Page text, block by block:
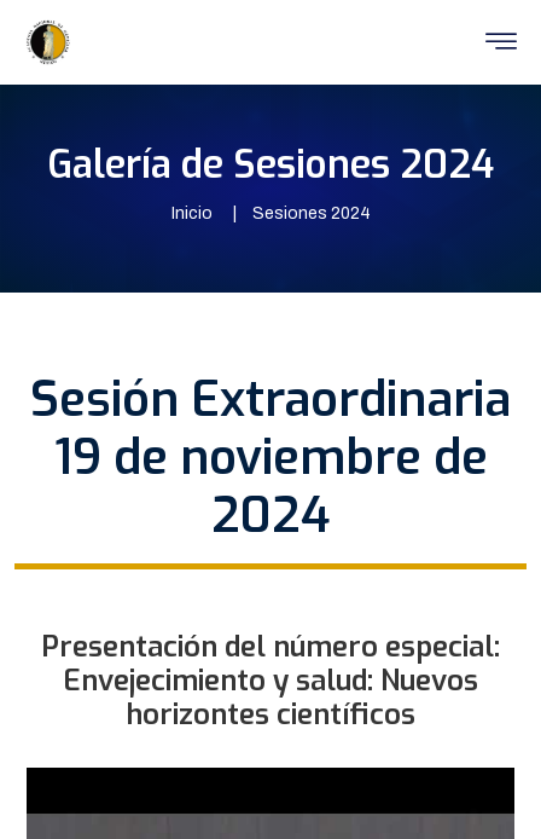
Galería de Sesiones 2024
Inicio Sesiones 2024
Sesión Extraordinaria
19 de noviembre de
2024
Presentación del número especial:
Envejecimiento y salud: Nuevos
horizontes científicos